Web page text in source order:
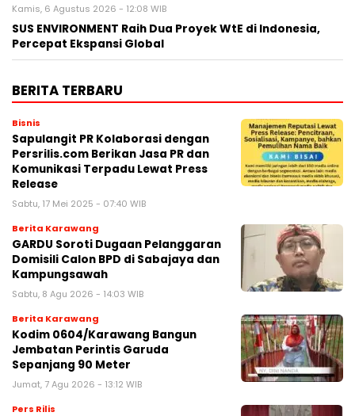
Kamis, 6 Agustus 2026 - 12:08 WIB
SUS ENVIRONMENT Raih Dua Proyek WtE di Indonesia,
Percepat Ekspansi Global
BERITA TERBARU
Bisnis
Sapulangit PR Kolaborasi dengan
Persrilis.com Berikan Jasa PR dan
Komunikasi Terpadu Lewat Press
Release
Sabtu, 17 Mei 2025 - 07:40 WIB
Berita Karawang
GARDU Soroti Dugaan Pelanggaran
Domisili Calon BPD di Sabajaya dan
Kampungsawah
Sabtu, 8 Agu 2026 - 14:03 WIB
Berita Karawang
Kodim 0604/Karawang Bangun
Jembatan Perintis Garuda
Sepanjang 90 Meter
Jumat, 7 Agu 2026 - 13:12 WIB
Pers Rilis